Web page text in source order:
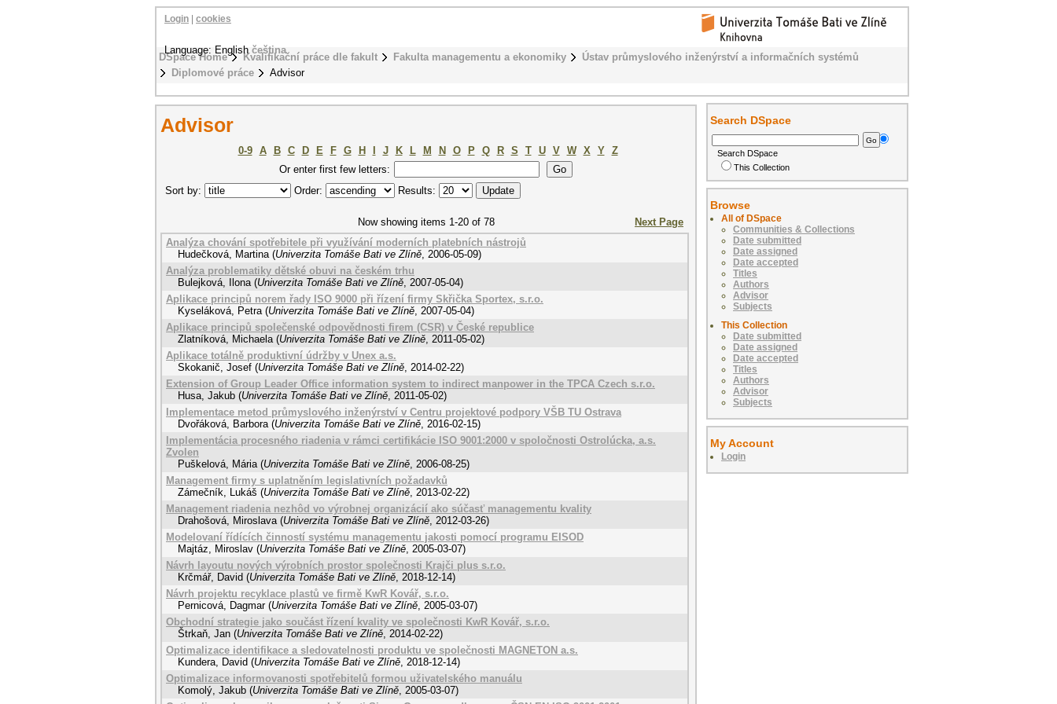
DSpace Home Kvalifikační práce dle fakult Fakulta managementu a ekonomiky
Ústav průmyslového inženýrství a informačních systémů
Diplomové práce
Advisor
Login cookies
Language: Englishčeština
Advisor
0-9 A B C D E F G H J K L M N O P Q R S T U V W X Y
Z
Or enter first few letters:
Sort by:
Order: Results:
Now showing items 1-20 of 78
Next Page
Analýza chování spotřebitele při využívání moderních platebních nástrojů
Hudečková, Martina (Univerzita Tomáše Bati ve Zlíně, 2006-05-09)
Analýza problematiky dětské obuvi na českém trhu
Bulejková, Ilona (Univerzita Tomáše Bati ve Zlíně, 2007-05-04)
Aplikace principů norem řady ISO 9000 při řízení firmy Skřička Sportex, s.r.o.
Kyseláková, Petra (Univerzita Tomáše Bati ve Zlíně, 2007-05-04)
Aplikace principů společenské odpovědnosti firem (CSR) v České republice
Zlatníková, Michaela (Univerzita Tomáše Bati ve Zlíně, 2011-05-02)
Aplikace totálně produktivní údržby v Unex a.s.
Skokanič, Josef (Univerzita Tomáše Bati ve Zlíně, 2014-02-22)
Extension of Group Leader Office information system to indirect manpower in the TPCA Czech s.r.o.
Husa, Jakub (Univerzita Tomáše Bati ve Zlíně, 2011-05-02)
Implementace metod průmyslového inženýrství v Centru projektové podpory VŠB TU Ostrava
Dvořáková, Barbora (Univerzita Tomáše Bati ve Zlíně, 2016-02-15)
Implementácia procesného riadenia v rámci certifikácie ISO 9001:2000 v spoločnosti Ostrolúcka, a.s.
Zvolen
Puškelová, Mária (Univerzita Tomáše Bati ve Zlíně, 2006-08-25)
Management firmy s uplatněním legislativních požadavků
Zámečník, Lukáš (Univerzita Tomáše Bati ve Zlíně, 2013-02-22)
Management riadenia nezhôd vo výrobnej organizácií ako súčasť managementu kvality
Drahošová, Miroslava (Univerzita Tomáše Bati ve Zlíně, 2012-03-26)
Modelovaní řídících činností systému managementu jakosti pomocí programu EISOD
Majtáz, Miroslav (Univerzita Tomáše Bati ve Zlíně, 2005-03-07)
Návrh layoutu nových výrobních prostor společnosti Krajči plus s.r.o.
Krčmář, David (Univerzita Tomáše Bati ve Zlíně, 2018-12-14)
Návrh projektu recyklace plastů ve firmě KwR Kovář, s.r.o.
Pernicová, Dagmar (Univerzita Tomáše Bati ve Zlíně, 2005-03-07)
Obchodní strategie jako součást řízení kvality ve společnosti KwR Kovář, s.r.o.
Štrkaň, Jan (Univerzita Tomáše Bati ve Zlíně, 2014-02-22)
Optimalizace identifikace a sledovatelnosti produktu ve společnosti MAGNETON a.s.
Kundera, David (Univerzita Tomáše Bati ve Zlíně, 2018-12-14)
Optimalizace informovanosti spotřebitelů formou uživatelského manuálu
Komolý, Jakub (Univerzita Tomáše Bati ve Zlíně, 2005-03-07)
Search DSpace
Search DSpace
This Collection
Browse
All of DSpace
Communities & Collections
Date submitted
Date assigned
Date accepted
Titles
Authors
Advisor
Subjects
This Collection
Date submitted
Date assigned
Date accepted
Titles
Authors
Advisor
Subjects
My Account
Login